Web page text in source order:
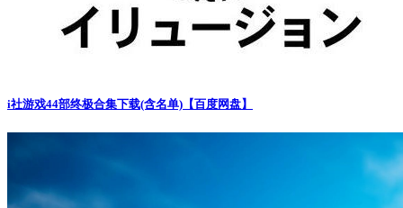
i社游戏44部终极合集下载(含名单)【百度网盘】